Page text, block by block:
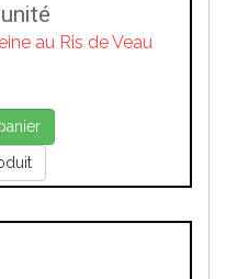
au Ris de Veau